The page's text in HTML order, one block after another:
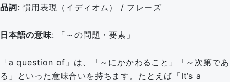
品詞: 慣用表現（イディオム） / フレーズ
日本語の意味: 「～の問題・要素」
「a question of」は、「～にかかわること」「～次第であ
る」といった意味合いを持ちます。たとえば「It’s a